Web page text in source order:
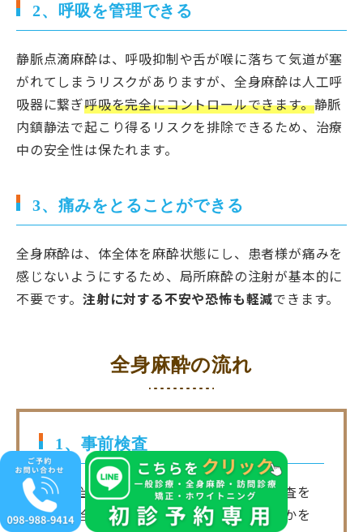
2、呼吸を管理できる
静脈点滴麻酔は、呼吸抑制や舌が喉に落ちて気道が塞
がれてしまうリスクがありますが、全身麻酔は人工呼
吸器に繋ぎ呼吸を完全にコントロールできます。静脈
内鎮静法で起こり得るリスクを排除できるため、治療
中の安全性は保たれます。
3、痛みをとることができる
全身麻酔は、体全体を麻酔状態にし、患者様が痛みを
感じないようにするため、局所麻酔の注射が基本的に
不要です。 注射に対する不安や恐怖も軽減できます。
全身麻酔の流れ
1、事前検査
まずは当院で問診・診察・お口の中の検査を
行い、全身麻酔下での治療を行うかどうかを